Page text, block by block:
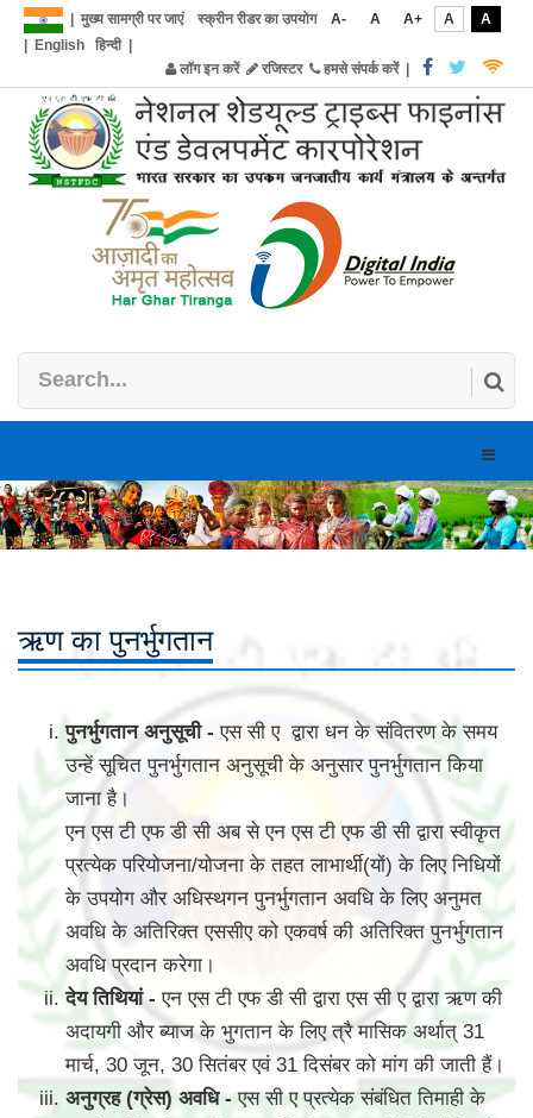
मुख्य सामग्री पर जाएं स्क्रीन रीडर का उपयोग A- A A+ A
A
English हिन्दी|
लॉग इन करें
रजिस्टर हमसे संपर्क करें|
Toggle
ऋण का पुनर्भुगतान
पुनर्भुगतान अनुसूची -एस सी ए द्वारा धन के संवितरण के समय
उन्हें सूचित पुनर्भुगतान अनुसूची के अनुसार पुनर्भुगतान किया
जाना है।
एन एस टी एफ डी सी अब से एन एस टी एफ डी सी द्वारा स्वीकृत
प्रत्येक परियोजना/योजना के तहत लाभार्थी(यों) के लिए निधियों
के उपयोग और अधिस्थगन पुनर्भुगतान अवधि के लिए अनुमत
अवधि के अतिरिक्त एससीए को एकवर्ष की अतिरिक्त पुनर्भुगतान
अवधि प्रदान करेगा।
देय तिथियां -एन एस टी एफ डी सी द्वारा एस सी ए द्वारा ऋण की
अदायगी और ब्याज के भुगतान के लिए त्रै मासिक अर्थात् 31
मार्च, 30 जून, 30 सितंबर एवं 31 दिसंबर को मांग की जाती हैं।
अनुग्रह (ग्रेस) अवधि -एस सी ए प्रत्येक संबंधित तिमाही के